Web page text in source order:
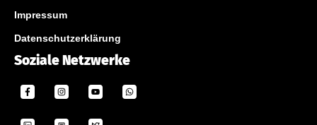
Impressum
Datenschutzerklärung
Soziale Netzwerke